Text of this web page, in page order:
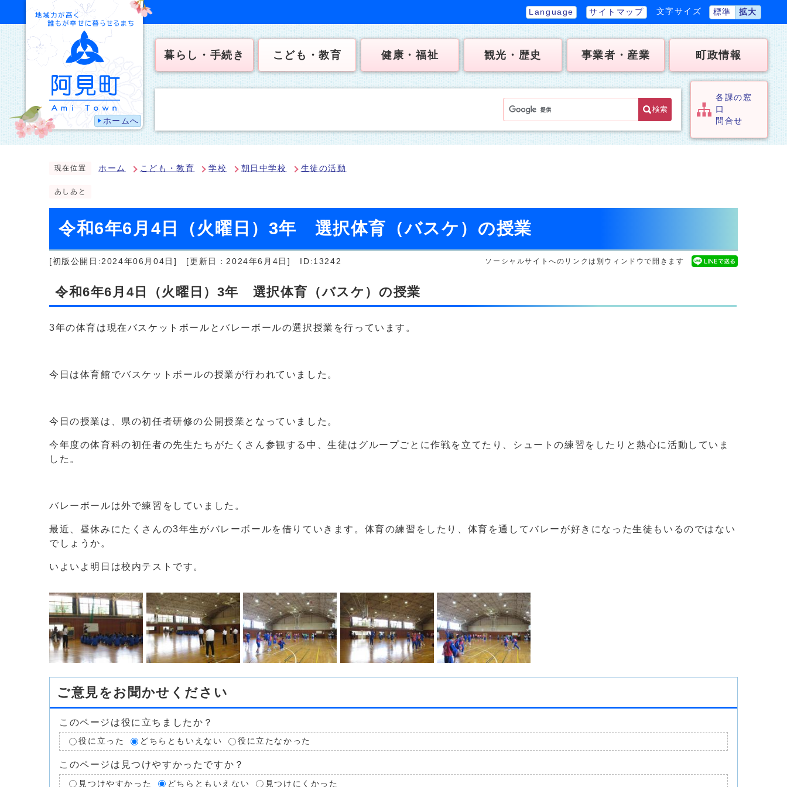
ホームへ
Language サイトマップ 文字サイズ 標準 拡大
暮らし・手続き こども・教育 健康・福祉 観光・歴史 事業者・産業 町政情報
検索
各課の窓
口
問合せ
現在位置 ホーム こども・教育 学校 朝日中学校 生徒の活動
あしあと
令和6年6月4日（火曜日）3年 選択体育（バスケ）の授業
[初版公開日:2024年06月04日] [更新日：2024年6月4日] ID:13242 ソーシャルサイトへのリンクは別ウィンドウで開きます
令和6年6月4日（火曜日）3年 選択体育（バスケ）の授業
3年の体育は現在バスケットボールとバレーボールの選択授業を行っています。
今日は体育館でバスケットボールの授業が行われていました。
今日の授業は、県の初任者研修の公開授業となっていました。
今年度の体育科の初任者の先生たちがたくさん参観する中、生徒はグループごとに作戦を立てたり、シュートの練習をしたりと熱心に活動していま
した。
バレーボールは外で練習をしていました。
最近、昼休みにたくさんの3年生がバレーボールを借りていきます。体育の練習をしたり、体育を通してバレーが好きになった生徒もいるのではない
でしょうか。
いよいよ明日は校内テストです。
ご意見をお聞かせください
このページは役に立ちましたか？
役に立った どちらともいえない 役に立たなかった
このページは見つけやすかったですか？
見つけやすかった どちらともいえない 見つけにくかった